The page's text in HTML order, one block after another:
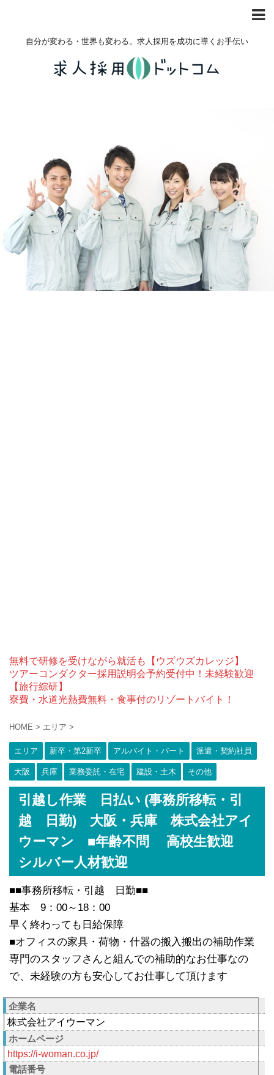
自分が変わる・世界も変わる。求人採用を成功に導くお手伝い
無料で研修を受けながら就活も【ウズウズカレッジ】
ツアーコンダクター採用説明会予約受付中！未経験歓迎
【旅行綜研】
寮費・水道光熱費無料・食事付のリゾートバイト！
HOME > エリア >
エリア 新卒・第2新卒 アルバイト・パート 派遣・契約社員
大阪 兵庫 業務委託・在宅 建設・土木 その他
引越し作業 日払い (事務所移転・引
越 日勤) 大阪・兵庫 株式会社アイ
ウーマン ■年齢不問 高校生歓迎
シルバー人材歓迎
■■事務所移転・引越 日勤■■
基本 9：00～18：00
早く終わっても日給保障
■オフィスの家具・荷物・什器の搬入搬出の補助作業
専門のスタッフさんと組んでの補助的なお仕事なの
で、未経験の方も安心してお仕事して頂けます
企業名
株式会社アイウーマン
ホームページ
https://i-woman.co.jp/
電話番号